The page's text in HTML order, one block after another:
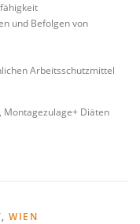
und Befolgen von
Arbeitsschutzmittel
Montagezulage+ Diäten
, WIEN